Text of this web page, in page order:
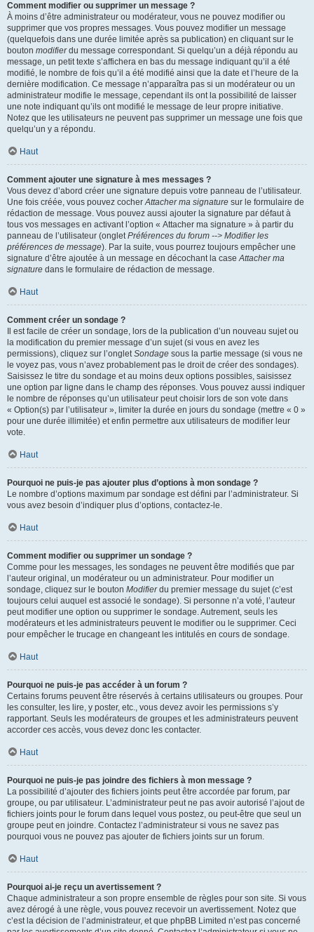
Comment modifier ou supprimer un message ?
À moins d’être administrateur ou modérateur, vous ne pouvez modifier ou
supprimer que vos propres messages. Vous pouvez modifier un message
(quelquefois dans une durée limitée après sa publication) en cliquant sur le
bouton modifierdu message correspondant. Si quelqu’un a déjà répondu au
message, un petit texte s’affichera en bas du message indiquant qu’il a été
modifié, le nombre de fois qu’il a été modifié ainsi que la date et l’heure de la
dernière modification. Ce message n’apparaîtra pas si un modérateur ou un
administrateur modifie le message, cependant ils ont la possibilité de laisser
une note indiquant qu’ils ont modifié le message de leur propre initiative.
Notez que les utilisateurs ne peuvent pas supprimer un message une fois que
quelqu’un y a répondu.
Haut
Comment ajouter une signature à mes messages ?
Vous devez d’abord créer une signature depuis votre panneau de l’utilisateur.
Une fois créée, vous pouvez cocherAttacher ma signature sur le formulaire de
rédaction de message. Vous pouvez aussi ajouter la signature par défaut à
tous vos messages en activant l’option « Attacher ma signature » à partir du
panneau de l’utilisateur (ongletPréférences du forum --> Modifier les
préférences de message). Par la suite, vous pourrez toujours empêcher une
signature d’être ajoutée à un message en décochant la caseAttacher ma
signature dans le formulaire de rédaction de message.
Haut
Comment créer un sondage ?
Il est facile de créer un sondage, lors de la publication d’un nouveau sujet ou
la modification du premier message d’un sujet (si vous en avez les
permissions), cliquez sur l’ongletSondage sous la partie message (si vous ne
le voyez pas, vous n’avez probablement pas le droit de créer des sondages).
Saisissez le titre du sondage et au moins deux options possibles, saisissez
une option par ligne dans le champ des réponses. Vous pouvez aussi indiquer
le nombre de réponses qu’un utilisateur peut choisir lors de son vote dans
« Option(s) par l’utilisateur », limiter la durée en jours du sondage (mettre « 0 »
pour une durée illimitée) et enfin permettre aux utilisateurs de modifier leur
vote.
Haut
Pourquoi ne puis-je pas ajouter plus d’options à mon sondage ?
Le nombre d’options maximum par sondage est défini par l’administrateur. Si
vous avez besoin d’indiquer plus d’options, contactez-le.
Haut
Comment modifier ou supprimer un sondage ?
Comme pour les messages, les sondages ne peuvent être modifiés que par
l’auteur original, un modérateur ou un administrateur. Pour modifier un
sondage, cliquez sur le bouton Modifierdu premier message du sujet (c’est
toujours celui auquel est associé le sondage). Si personne n’a voté, l’auteur
peut modifier une option ou supprimer le sondage. Autrement, seuls les
modérateurs et les administrateurs peuvent le modifier ou le supprimer. Ceci
pour empêcher le trucage en changeant les intitulés en cours de sondage.
Haut
Pourquoi ne puis-je pas accéder à un forum ?
Certains forums peuvent être réservés à certains utilisateurs ou groupes. Pour
les consulter, les lire, y poster, etc., vous devez avoir les permissions s’y
rapportant. Seuls les modérateurs de groupes et les administrateurs peuvent
accorder ces accès, vous devez donc les contacter.
Haut
Pourquoi ne puis-je pas joindre des fichiers à mon message ?
La possibilité d’ajouter des fichiers joints peut être accordée par forum, par
groupe, ou par utilisateur. L’administrateur peut ne pas avoir autorisé l’ajout de
fichiers joints pour le forum dans lequel vous postez, ou peut-être que seul un
groupe peut en joindre. Contactez l’administrateur si vous ne savez pas
pourquoi vous ne pouvez pas ajouter de fichiers joints sur un forum.
Haut
Pourquoi ai-je reçu un avertissement ?
Chaque administrateur a son propre ensemble de règles pour son site. Si vous
avez dérogé à une règle, vous pouvez recevoir un avertissement. Notez que
c’est la décision de l’administrateur, et que phpBB Limited n’est pas concerné